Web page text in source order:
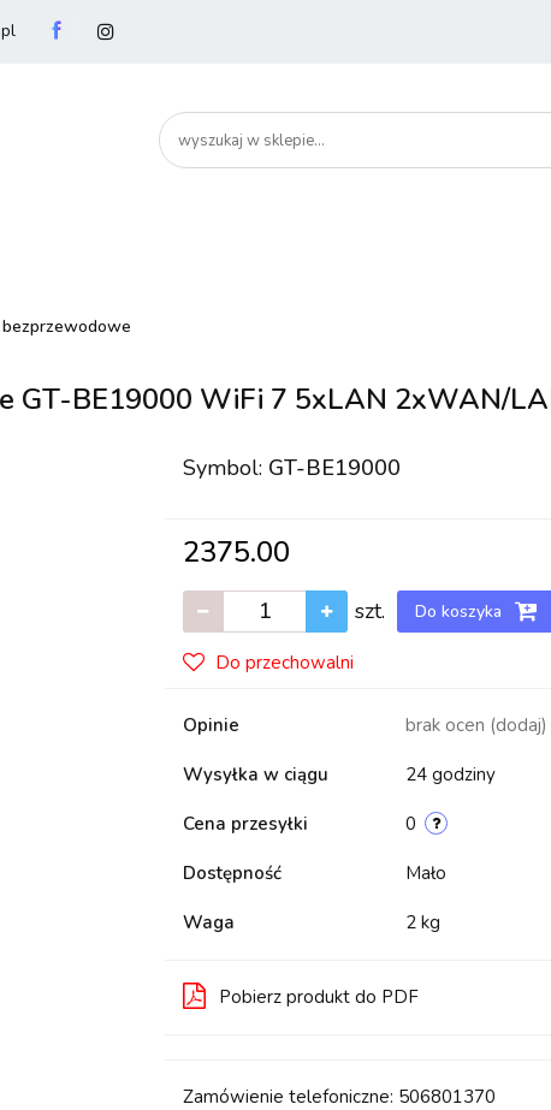
Bezpieczeństwo
GT-BE19000 WiFi 7 5xLAN 2xWAN/
Symbol: GT-BE19000
2375.00
szt. Do koszyka
Do przechowalni
Opinie brak ocen (dodaj)
Wysyłka w ciągu 24 godziny
Cena przesyłki 0
Dostępność Mało
Waga 2 kg
Pobierz produkt do PDF
Zamówienie telefoniczne: 506801370